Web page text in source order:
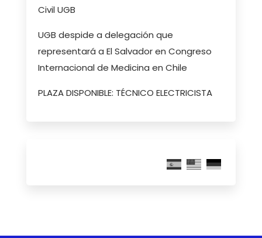
Civil UGB
UGB despide a delegación que
representará a El Salvador en Congreso
Internacional de Medicina en Chile
PLAZA DISPONIBLE: TÉCNICO ELECTRICISTA